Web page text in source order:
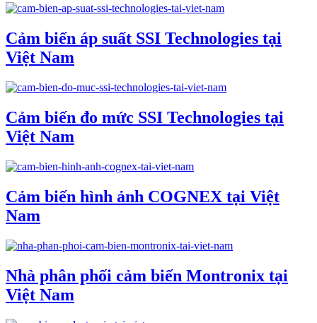
Cảm biến áp suất SSI Technologies tại
Việt Nam
Cảm biến đo mức SSI Technologies tại
Việt Nam
Cảm biến hình ảnh COGNEX tại Việt
Nam
Nhà phân phối cảm biến Montronix tại
Việt Nam